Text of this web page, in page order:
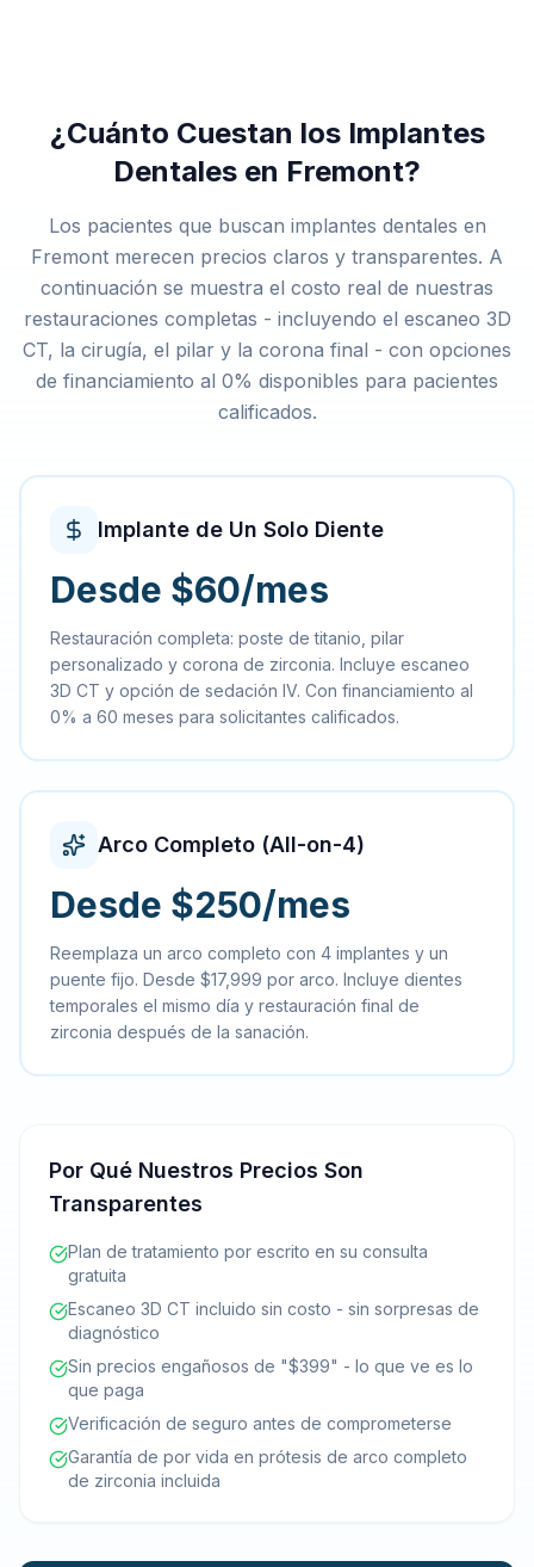
¿Cuánto Cuestan los Implantes
Dentales en Fremont?
Los pacientes que buscan implantes dentales en
Fremont merecen precios claros y transparentes. A
continuación se muestra el costo real de nuestras
restauraciones completas - incluyendo el escaneo 3D
CT, la cirugía, el pilar y la corona final - con opciones
de financiamiento al 0% disponibles para pacientes
calificados.
Implante de Un Solo Diente
Desde $60/mes
Restauración completa: poste de titanio, pilar
personalizado y corona de zirconia. Incluye escaneo
3D CT y opción de sedación IV. Con financiamiento al
0% a 60 meses para solicitantes calificados.
Arco Completo (All-on-4)
Desde $250/mes
Reemplaza un arco completo con 4 implantes y un
puente fijo. Desde $17,999 por arco. Incluye dientes
temporales el mismo día y restauración final de
zirconia después de la sanación.
Por Qué Nuestros Precios Son
Transparentes
Plan de tratamiento por escrito en su consulta
gratuita
Escaneo 3D CT incluido sin costo - sin sorpresas de
diagnóstico
Sin precios engañosos de "$399" - lo que ve es lo
que paga
Verificación de seguro antes de comprometerse
Garantía de por vida en prótesis de arco completo
de zirconia incluida